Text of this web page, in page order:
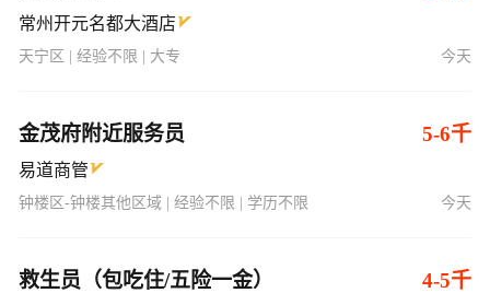
常州开元名都大酒店
天宁区 | 经验不限 | 大专 今天
金茂府附近服务员 5-6千
易道商管
钟楼区-钟楼其他区域 | 经验不限 | 学历不限 今天
救生员（包吃住/五险一金） 4-5千